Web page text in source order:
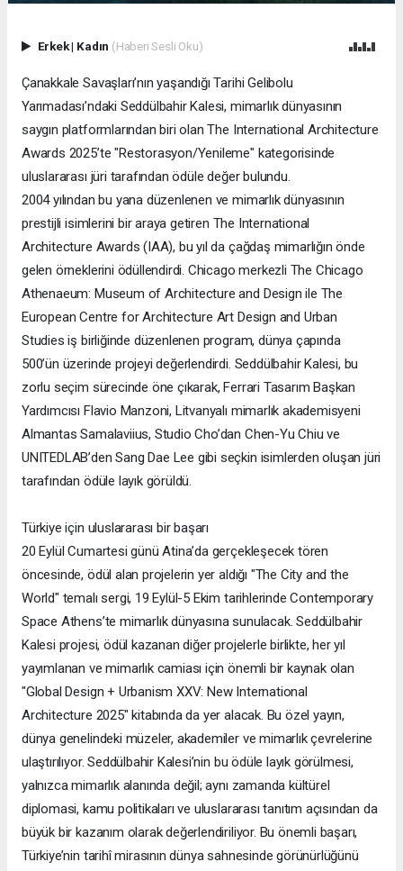
Erkek| Kadın (Haberi Sesli Oku)
Çanakkale Savaşları’nın yaşandığı Tarihi Gelibolu
Yarımadası’ndaki Seddülbahir Kalesi, mimarlık dünyasının
saygın platformlarından biri olan The International Architecture
Awards 2025’te "Restorasyon/Yenileme" kategorisinde
uluslararası jüri tarafından ödüle değer bulundu.
2004 yılından bu yana düzenlenen ve mimarlık dünyasının
prestijli isimlerini bir araya getiren The International
Architecture Awards (IAA), bu yıl da çağdaş mimarlığın önde
gelen örneklerini ödüllendirdi. Chicago merkezli The Chicago
Athenaeum: Museum of Architecture and Design ile The
European Centre for Architecture Art Design and Urban
Studies iş birliğinde düzenlenen program, dünya çapında
500’ün üzerinde projeyi değerlendirdi. Seddülbahir Kalesi, bu
zorlu seçim sürecinde öne çıkarak, Ferrari Tasarım Başkan
Yardımcısı Flavio Manzoni, Litvanyalı mimarlık akademisyeni
Almantas Samalaviius, Studio Cho’dan Chen-Yu Chiu ve
UNITEDLAB’den Sang Dae Lee gibi seçkin isimlerden oluşan jüri
tarafından ödüle layık görüldü.
Türkiye için uluslararası bir başarı
20 Eylül Cumartesi günü Atina’da gerçekleşecek tören
öncesinde, ödül alan projelerin yer aldığı "The City and the
World" temalı sergi, 19 Eylül-5 Ekim tarihlerinde Contemporary
Space Athens’te mimarlık dünyasına sunulacak. Seddülbahir
Kalesi projesi, ödül kazanan diğer projelerle birlikte, her yıl
yayımlanan ve mimarlık camiası için önemli bir kaynak olan
"Global Design + Urbanism XXV: New International
Architecture 2025" kitabında da yer alacak. Bu özel yayın,
dünya genelindeki müzeler, akademiler ve mimarlık çevrelerine
ulaştırılıyor. Seddülbahir Kalesi’nin bu ödüle layık görülmesi,
yalnızca mimarlık alanında değil; aynı zamanda kültürel
diplomasi, kamu politikaları ve uluslararası tanıtım açısından da
büyük bir kazanım olarak değerlendiriliyor. Bu önemli başarı,
Türkiye’nin tarihî mirasının dünya sahnesinde görünürlüğünü